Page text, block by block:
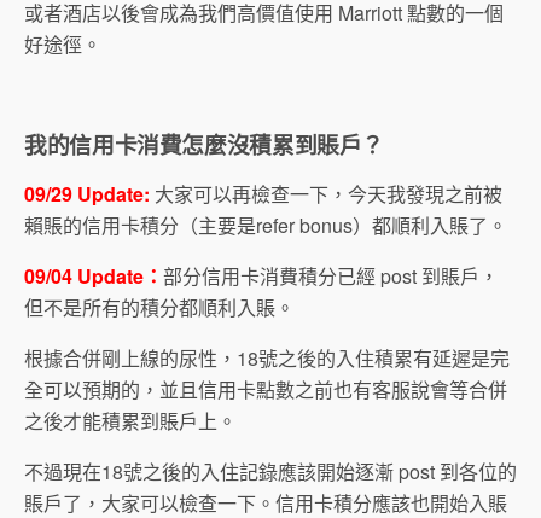
或者酒店以後會成為我們高價值使用 Marriott 點數的一個
好途徑。
我的信用卡消費怎麼沒積累到賬戶？
09/29 Update: 大家可以再檢查一下，今天我發現之前被
賴賬的信用卡積分（主要是refer bonus）都順利入賬了。
09/04 Update： 部分信用卡消費積分已經 post 到賬戶，
但不是所有的積分都順利入賬。
根據合併剛上線的尿性，18號之後的入住積累有延遲是完
全可以預期的，並且信用卡點數之前也有客服說會等合併
之後才能積累到賬戶上。
不過現在18號之後的入住記錄應該開始逐漸 post 到各位的
賬戶了，大家可以檢查一下。信用卡積分應該也開始入賬